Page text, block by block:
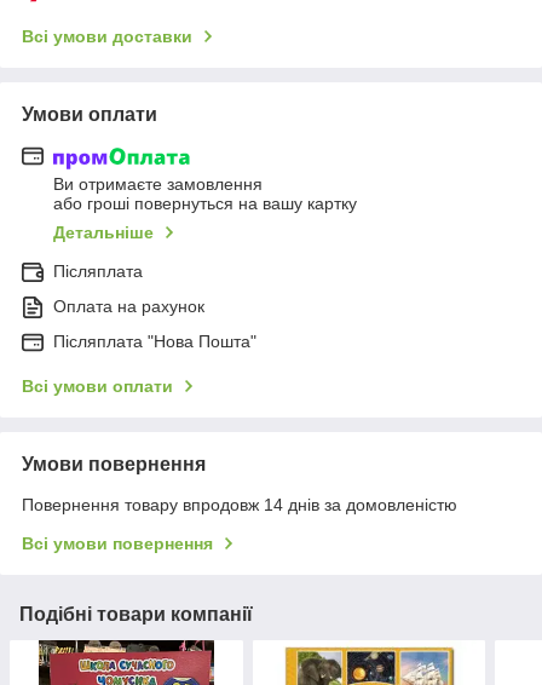
Всі умови доставки
Умови оплати
Ви отримаєте замовлення
або гроші повернуться на вашу картку
Детальніше
Післяплата
Оплата на рахунок
Післяплата "Нова Пошта"
Всі умови оплати
Умови повернення
Повернення товару впродовж 14 днів за домовленістю
Всі умови повернення
Подібні товари компанії